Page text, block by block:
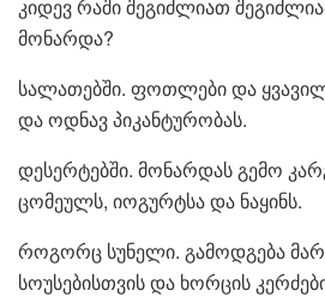
კიდევ რაში შეგიძლიათ
მონარდა?
სალათებში. ფოთლები და
და ოდნავ პიკანტურობას.
დესერტებში. მონარდას გემო
ცომეულს, იოგურტსა და ნაყინს.
როგორც სუნელი. გამოდგება
სოუსებისთვის და ხორცის